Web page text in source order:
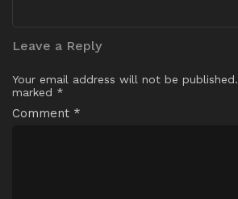
Leave a Reply
Your email address will not be published.
marked *
Comment *